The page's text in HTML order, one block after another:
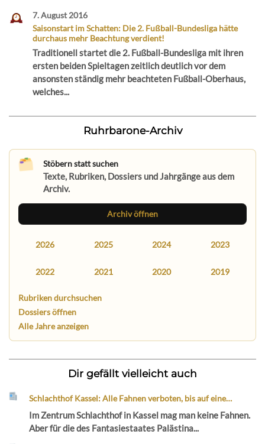
7. August 2016
Saisonstart im Schatten: Die 2. Fußball-Bundesliga hätte
durchaus mehr Beachtung verdient!
Traditionell startet die 2. Fußball-Bundesliga mit ihren
ersten beiden Spieltagen zeitlich deutlich vor dem
ansonsten ständig mehr beachteten Fußball-Oberhaus,
welches...
Ruhrbarone-Archiv
Stöbern statt suchen
Texte, Rubriken, Dossiers und Jahrgänge aus dem
Archiv.
Archiv öffnen
2026 2025 2024 2023
2022 2021 2020 2019
Rubriken durchsuchen
Dossiers öffnen
Alle Jahre anzeigen
Dir gefällt vielleicht auch
Schlachthof Kassel: Alle Fahnen verboten, bis auf eine…
Im Zentrum Schlachthof in Kassel mag man keine Fahnen.
Aber für die des Fantasiestaates Palästina...